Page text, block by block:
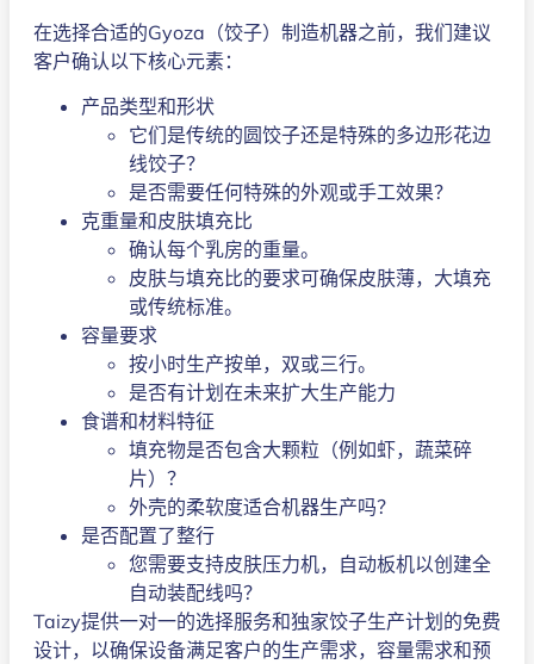
在选择合适的Gyoza（饺子）制造机器之前，我们建议
客户确认以下核心元素：
产品类型和形状
它们是传统的圆饺子还是特殊的多边形花边
线饺子？
是否需要任何特殊的外观或手工效果？
克重量和皮肤填充比
确认每个乳房的重量。
皮肤与填充比的要求可确保皮肤薄，大填充
或传统标准。
容量要求
按小时生产按单，双或三行。
是否有计划在未来扩大生产能力
食谱和材料特征
填充物是否包含大颗粒（例如虾，蔬菜碎
片）？
外壳的柔软度适合机器生产吗？
是否配置了整行
您需要支持皮肤压力机，自动板机以创建全
自动装配线吗？
Taizy提供一对一的选择服务和独家饺子生产计划的免费
设计，以确保设备满足客户的生产需求，容量需求和预